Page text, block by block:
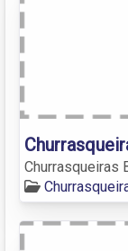
Churrasqueiras